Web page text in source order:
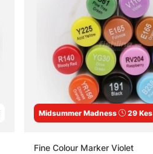
Midsummer Madness 29 Kes
Fine Colour Marker Violet